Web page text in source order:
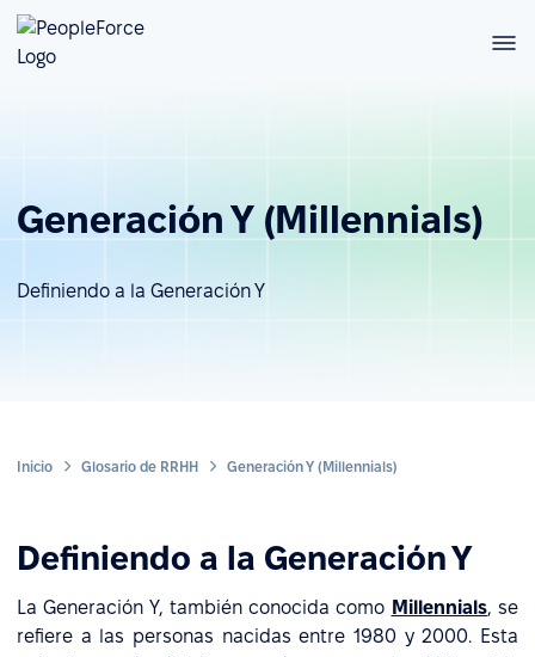
Generación Y (Millennials)
Definiendo a la Generación Y
Inicio Glosario de RRHH Generación Y (Millennials)
Definiendo a la Generación Y
La Generación Y, también conocida como Millennials, se
refiere a las personas nacidas entre 1980 y 2000. Esta